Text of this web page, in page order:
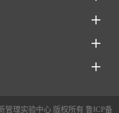
管理实验中心 版权所有 鲁ICP备